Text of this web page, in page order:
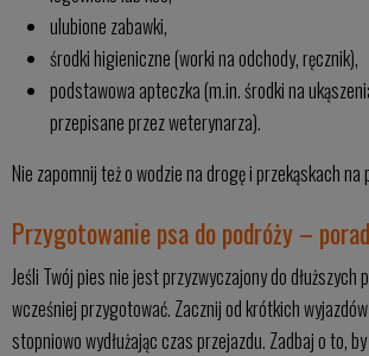
ulubione zabawki,
środki higieniczne (worki na odchody, ręcznik),
podstawowa apteczka (m.in. środki na
przepisane przez weterynarza).
Nie zapomnij też o wodzie na drogę i przekąskach na
Przygotowanie psa do podróży –
Jeśli Twój pies nie jest przyzwyczajony do dłuższych
wcześniej przygotować. Zacznij od krótkich
stopniowo wydłużając czas przejazdu. Zadbaj o to,